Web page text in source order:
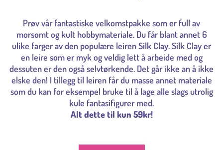
Prøv vår fantastiske velkomstpakke som er full av
morsomt og kult hobbymateriale. Du får blant annet 6
ulike farger av den populære leiren Silk Clay. Silk Clay er
en leire som er myk og veldig lett å arbeide med og
dessuten er den også selvtørkende. Det går ikke an å ikke
elske den! I tillegg til leiren får du masse annet materiale
som du kan for eksempel bruke til å lage alle slags utrolig
kule fantasifigurer med.
Alt dette til kun 59kr!